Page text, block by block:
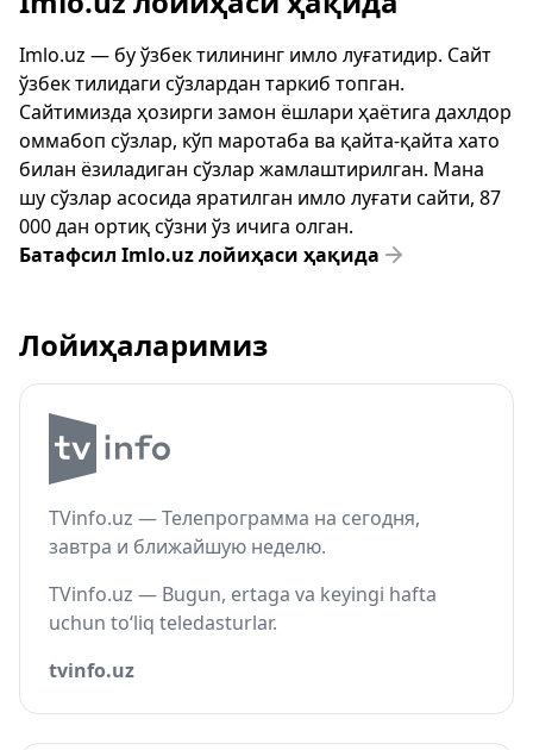
Imlo.uz — бу ўзбек тилининг имло луғатидир. Сайт
ўзбек тилидаги сўзлардан таркиб топган.
Сайтимизда ҳозирги замон ёшлари ҳаётига дахлдор
оммабоп сўзлар, кўп маротаба ва қайта-қайта хато
билан ёзиладиган сўзлар жамлаштирилган. Мана
шу сўзлар асосида яратилган имло луғати сайти, 87
000 дан ортиқ сўзни ўз ичига олган.
Батафсил Imlo.uz лойиҳаси ҳақида
Лойиҳаларимиз
TVinfo.uz — Телепрограмма на сегодня,
завтра и ближайшую неделю.
TVinfo.uz — Bugun, ertaga va keyingi hafta
uchun to‘liq teledasturlar.
tvinfo.uz